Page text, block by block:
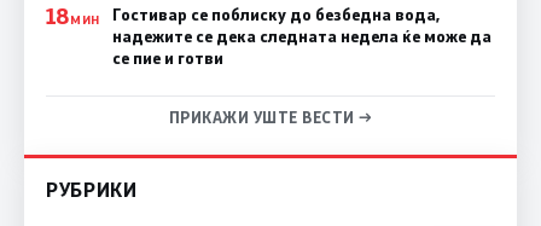
18МИН
Гостивар се поблиску до безбедна вода,
надежите се дека следната недела ќе може да
се пие и готви
ПРИКАЖИ УШТЕ ВЕСТИ →
РУБРИКИ